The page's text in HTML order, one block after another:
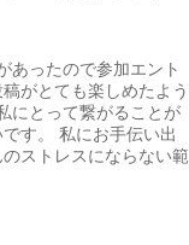
あったので参加エント
がとても楽しめたよう
にとって繋がることが
す。 私にお手伝い出
ストレスにならない範